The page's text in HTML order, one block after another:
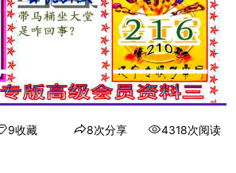
9收藏 8次分享 4318次阅读